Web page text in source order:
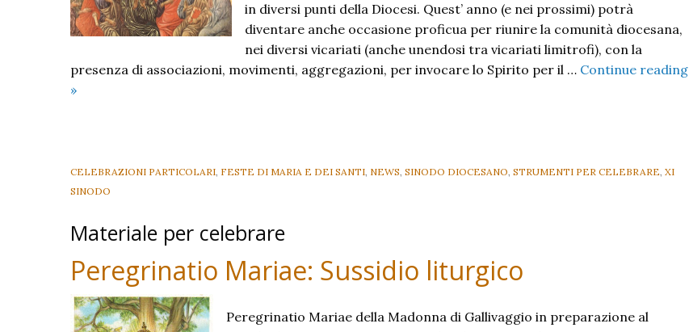
in diversi punti della Diocesi. Quest’ anno (e nei prossimi) potrà
diventare anche occasione proficua per riunire la comunità diocesana,
nei diversi vicariati (anche unendosi tra vicariati limitrofi), con la
presenza di associazioni, movimenti, aggregazioni, per invocare lo Spirito per il … Continue reading
Veglia
preghiera
per
Sinodo
»
CELEBRAZIONI PARTICOLARI FESTE DI MARIA E DEI SANTI NEWS SINODO DIOCESANO STRUMENTI PER CELEBRARE XI
SINODO
Materiale per celebrare
Peregrinatio Mariae: Sussidio liturgico
Peregrinatio Mariae della Madonna di Gallivaggio in preparazione al